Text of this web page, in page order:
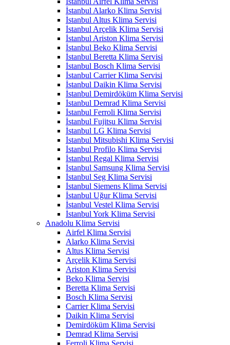
İstanbul Alarko Klima Servisi
İstanbul Altus Klima Servisi
İstanbul Arçelik Klima Servisi
İstanbul Ariston Klima Servisi
İstanbul Beko Klima Servisi
İstanbul Beretta Klima Servisi
İstanbul Bosch Klima Servisi
İstanbul Carrier Klima Servisi
İstanbul Daikin Klima Servisi
İstanbul Demirdöküm Klima Servisi
İstanbul Demrad Klima Servisi
İstanbul Ferroli Klima Servisi
İstanbul Fujitsu Klima Servisi
İstanbul LG Klima Servisi
İstanbul Mitsubishi Klima Servisi
İstanbul Profilo Klima Servisi
İstanbul Regal Klima Servisi
İstanbul Samsung Klima Servisi
İstanbul Seg Klima Servisi
İstanbul Siemens Klima Servisi
İstanbul Uğur Klima Servisi
İstanbul Vestel Klima Servisi
İstanbul York Klima Servisi
Anadolu Klima Servisi
Airfel Klima Servisi
Alarko Klima Servisi
Altus Klima Servisi
Arçelik Klima Servisi
Ariston Klima Servisi
Beko Klima Servisi
Beretta Klima Servisi
Bosch Klima Servisi
Carrier Klima Servisi
Daikin Klima Servisi
Demirdöküm Klima Servisi
Demrad Klima Servisi
Ferroli Klima Servisi